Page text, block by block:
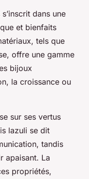
dans une
et bienfaits
tels que
offre une gamme
bijoux
la croissance ou
sur ses vertus
lazuli se dit
tandis
apaisant. La
propriétés,